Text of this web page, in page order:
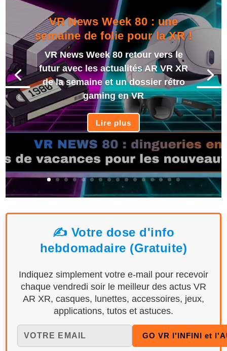
VR News Week 80 : une
semaine de folie pour la XR !
VR News Week 80 retour vers le
futur avec les actualités AR VR XR
de la semaine et un dossier rétro
gaming en VR
Lire plus
✍️ Votre dose d'info
hebdomadaire (Gratuite)
Indiquez simplement votre e-mail pour recevoir
chaque vendredi soir le meilleur des actus VR
AR XR, casques, lunettes, accessoires, jeux,
applications, tutos et astuces.